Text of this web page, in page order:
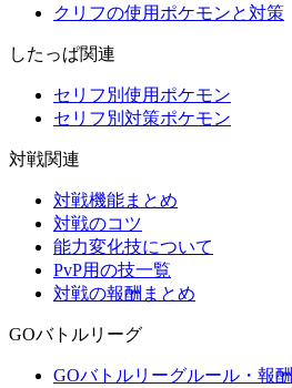
クリフの使用ポケモンと対策
したっぱ関連
セリフ別使用ポケモン
セリフ別対策ポケモン
対戦関連
対戦機能まとめ
対戦のコツ
能力変化技について
PvP用の技一覧
対戦の報酬まとめ
GOバトルリーグ
GOバトルリーグルール・報酬